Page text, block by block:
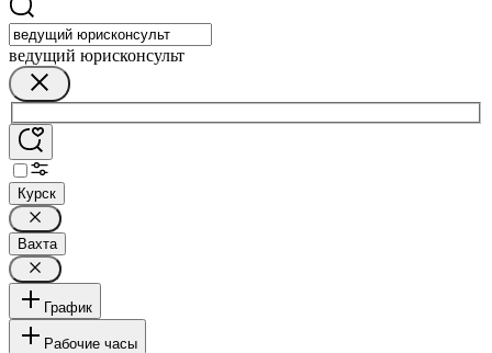
ведущий юрисконсульт
Курск
Вахта
График
Рабочие часы